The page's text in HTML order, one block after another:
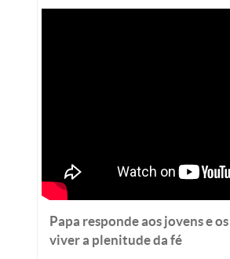
Papa responde aos jovens e
viver a plenitude da fé